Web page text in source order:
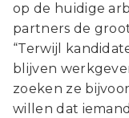
op de huidige
partners de
“Terwijl
blijven
zoeken ze
willen dat